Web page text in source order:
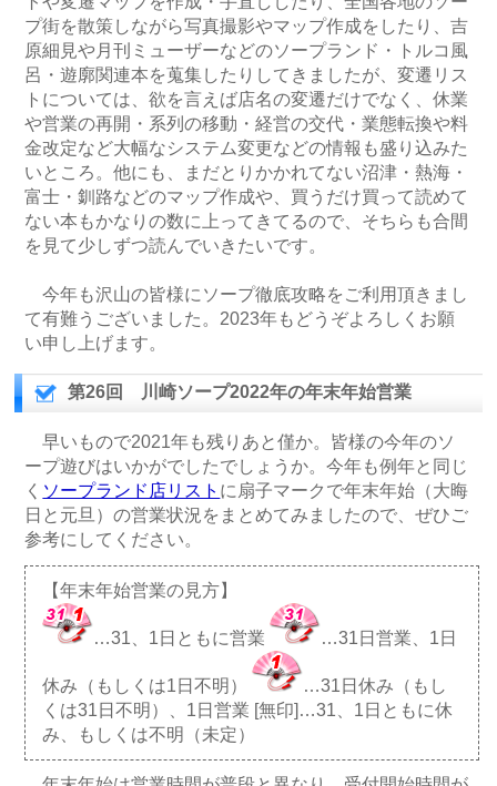
プ街を散策しながら写真撮影やマップ作成をしたり、吉
原細見や月刊ミューザーなどのソープランド・トルコ風
呂・遊廓関連本を蒐集したりしてきましたが、変遷リス
トについては、欲を言えば店名の変遷だけでなく、休業
や営業の再開・系列の移動・経営の交代・業態転換や料
金改定など大幅なシステム変更などの情報も盛り込みた
いところ。他にも、まだとりかかれてない沼津・熱海・
富士・釧路などのマップ作成や、買うだけ買って読めて
ない本もかなりの数に上ってきてるので、そちらも合間
を見て少しずつ読んでいきたいです。
今年も沢山の皆様にソープ徹底攻略をご利用頂きまし
て有難うございました。2023年もどうぞよろしくお願
い申し上げます。
第26回 川崎ソープ2022年の年末年始営業
早いもので2021年も残りあと僅か。皆様の今年のソ
ープ遊びはいかがでしたでしょうか。今年も例年と同じ
く ソープランド店リスト に扇子マークで年末年始（大晦
日と元旦）の営業状況をまとめてみましたので、ぜひご
参考にしてください。
【年末年始営業の見方】
…31、1日ともに営業 …31日営業、1日
休み（もしくは1日不明）
…31日休み（もし
くは31日不明）、1日営業 [無印]…31、1日ともに休
み、もしくは不明（未定）